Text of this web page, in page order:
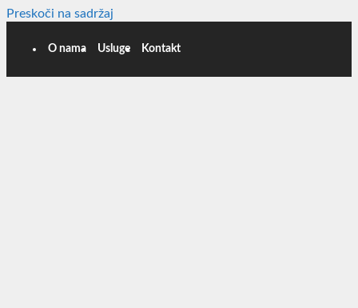
Preskoči na sadržaj
O nama Usluge Kontakt